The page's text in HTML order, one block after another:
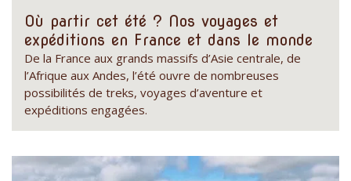
Où partir cet été ? Nos voyages et
expéditions en France et dans le monde
De la France aux grands massifs d’Asie centrale, de
l’Afrique aux Andes, l’été ouvre de nombreuses
possibilités de treks, voyages d’aventure et
expéditions engagées.